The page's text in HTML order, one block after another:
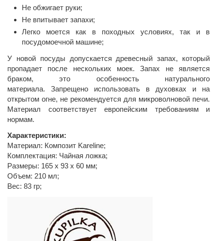
Не обжигает руки;
Не впитывает запахи;
Легко моется как в походных условиях, так и в
посудомоечной машине;
У новой посуды допускается древесный запах, который
пропадает после нескольких моек. Запах не является
браком, это особенность натурального
материала. Запрещено использовать в духовках и на
открытом огне, не рекомендуется для микроволновой печи.
Материал соответствует европейским требованиям и
нормам.
Характеристики:
Материал: Композит Kareline;
Комплектация: Чайная ложка;
Размеры: 165 х 93 х 60 мм;
Объем: 210 мл;
Вес: 83 гр;